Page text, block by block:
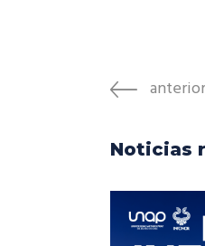
anterior
Noticias